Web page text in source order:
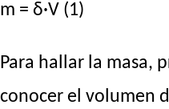
m = δ·V (1)
Para hallar la masa,
conocer el volumen